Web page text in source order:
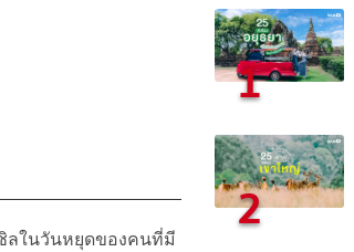
ชิลในวันหยุดของคนที่มี
1
2